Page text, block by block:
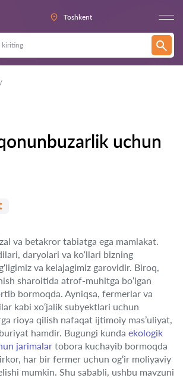
Toshkent
uchun
va betakror tabiatga ega mamlakat.
daryolari va ko‘llari bizning
va kelajagimiz garovidir. Biroq,
sharoitida atrof-muhitga bo‘lgan
bormoqda. Ayniqsa, fermerlar va
kabi xo‘jalik subyektlari uchun
rioya qilish nafaqat ijtimoiy mas’uliyat,
hamdir. Bugungi kunda ekologik
jarimalar tobora kuchayib bormoqda
har bir fermer uchun og‘ir moliyaviy
mumkin. Shu sababli, ushbu mavzuni